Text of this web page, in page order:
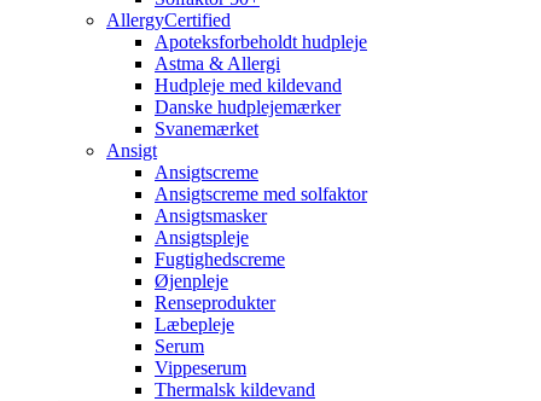
AllergyCertified
Apoteksforbeholdt hudpleje
Astma & Allergi
Hudpleje med kildevand
Danske hudplejemærker
Svanemærket
Ansigt
Ansigtscreme
Ansigtscreme med solfaktor
Ansigtsmasker
Ansigtspleje
Fugtighedscreme
Øjenpleje
Renseprodukter
Læbepleje
Serum
Vippeserum
Thermalsk kildevand